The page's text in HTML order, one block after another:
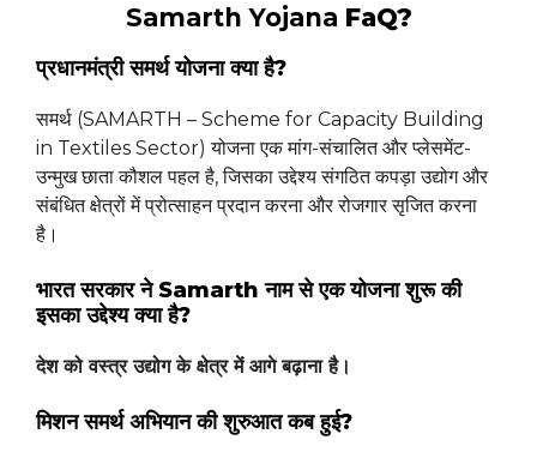
Samarth Yojana FaQ?
प्रधानमंत्री समर्थ योजना क्या है?
समर्थ (SAMARTH – Scheme for Capacity Building
in Textiles Sector) योजना एक मांग-संचालित और प्लेसमेंट-
उन्मुख छाता कौशल पहल है, जिसका उद्देश्य संगठित कपड़ा उद्योग और
संबंधित क्षेत्रों में प्रोत्साहन प्रदान करना और रोजगार सृजित करना
है।
भारत सरकार ने Samarth नाम से एक योजना शुरू की
इसका उद्देश्य क्या है?
देश को वस्त्र उद्योग के क्षेत्र में आगे बढ़ाना है।
मिशन समर्थ अभियान की शुरुआत कब हुई?